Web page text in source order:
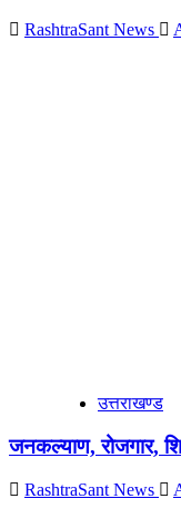
RashtraSant News
उत्तराखण्ड
जनकल्याण, रोजगार,
RashtraSant News